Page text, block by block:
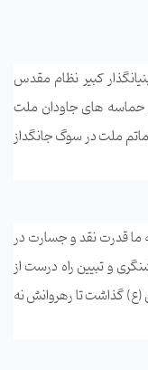
کبیر نظام مقدس
حماسه های جاودان ملت
ماتم ملت در سوگ جانگداز
قدرت نقد و جسارت در
و تبيين راه درست از
(ع) گذاشت تا رهروانش نه